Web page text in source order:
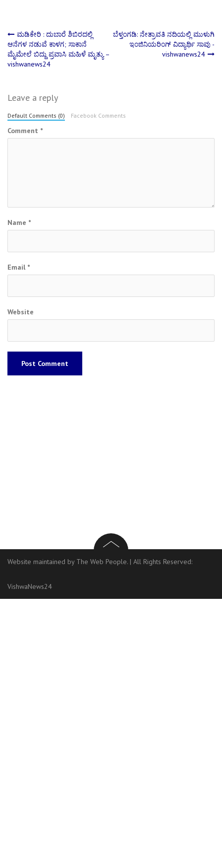
Post
navigation
ಮಡಿಕೇರಿ : ದುಬಾರೆ ಶಿಬಿರದಲ್ಲಿ
ಆನೆಗಳ ನಡುವೆ ಕಾಳಗ; ಸಾಕಾನೆ
ಮೈಮೇಲೆ ಬಿದ್ದು ಪ್ರವಾಸಿ ಮಹಿಳೆ ಮೃತ್ಯು –
vishwanews24
ಬೆಳ್ತಂಗಡಿ: ನೇತ್ರಾವತಿ ನದಿಯಲ್ಲಿ ಮುಳುಗಿ
ಇಂಜಿನಿಯರಿಂಗ್ ವಿದ್ಯಾರ್ಥಿ ಸಾವು -
vishwanews24
Leave a reply
Default Comments (0) Facebook Comments
Comment *
Name *
Email *
Website
Website maintained by The Web People. | All Rights Reserved:
VishwaNews24